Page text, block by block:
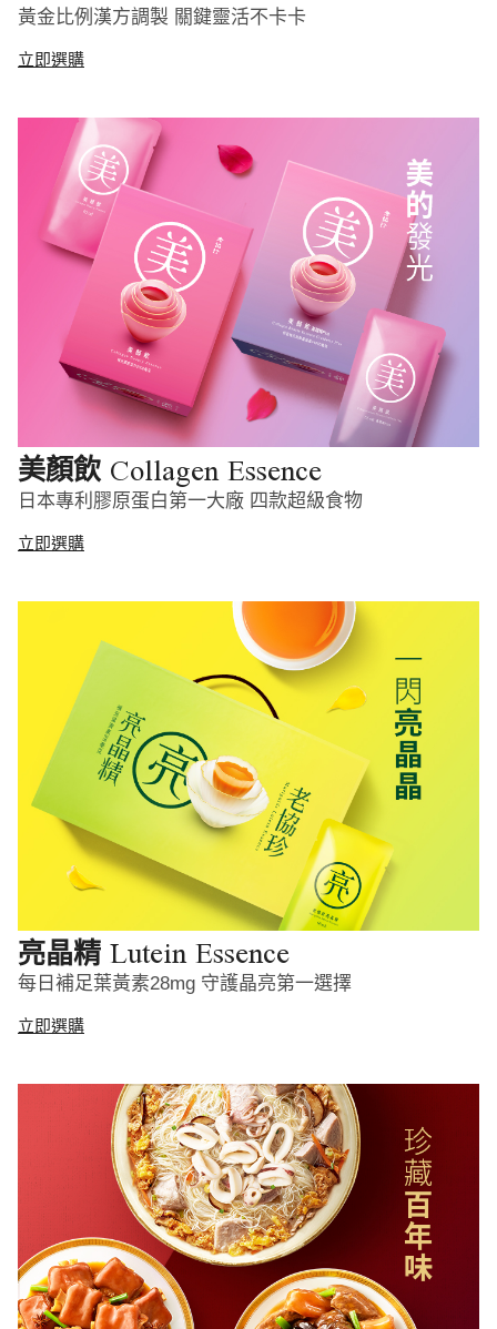
黃金比例漢方調製 關鍵靈活不卡卡
立即選購
美顏飲 Collagen Essence
日本專利膠原蛋白第一大廠 四款超級食物
立即選購
亮晶精 Lutein Essence
每日補足葉黃素28mg 守護晶亮第一選擇
立即選購